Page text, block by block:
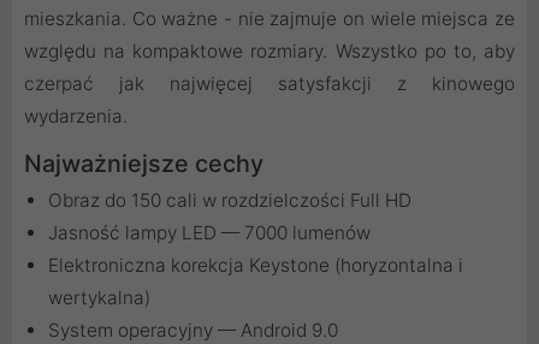
mieszkania. Co ważne - nie zajmuje on wiele miejsca ze
względu na kompaktowe rozmiary. Wszystko po to, aby
czerpać jak najwięcej satysfakcji z kinowego
wydarzenia.
Najważniejsze cechy
Obraz do 150 cali w rozdzielczości Full HD
Jasność lampy LED — 7000 lumenów
Elektroniczna korekcja Keystone (horyzontalna i
wertykalna)
System operacyjny — Android 9.0